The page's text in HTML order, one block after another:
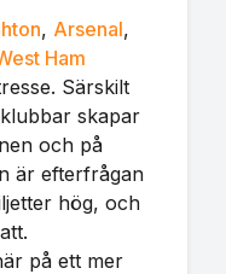
, Arsenal,
Ham
Särskilt
skapar
och på
är efterfrågan
hög, och
på ett mer